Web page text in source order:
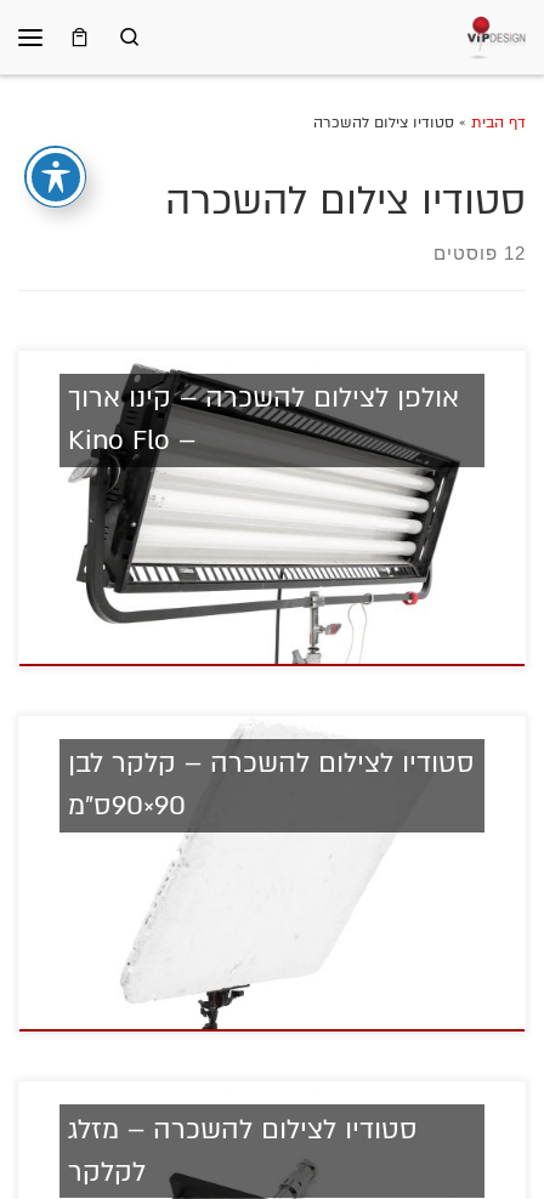
Skip to content
Search
דף הבית » סטודיו צילום להשכרה
סטודיו צילום להשכרה
12 פוסטים
אולפן לצילום להשכרה – קינו ארוך
– Kino Flo
סטודיו לצילום להשכרה – קלקר לבן
90×90ס"מ
סטודיו לצילום להשכרה – מזלג
לקלקר